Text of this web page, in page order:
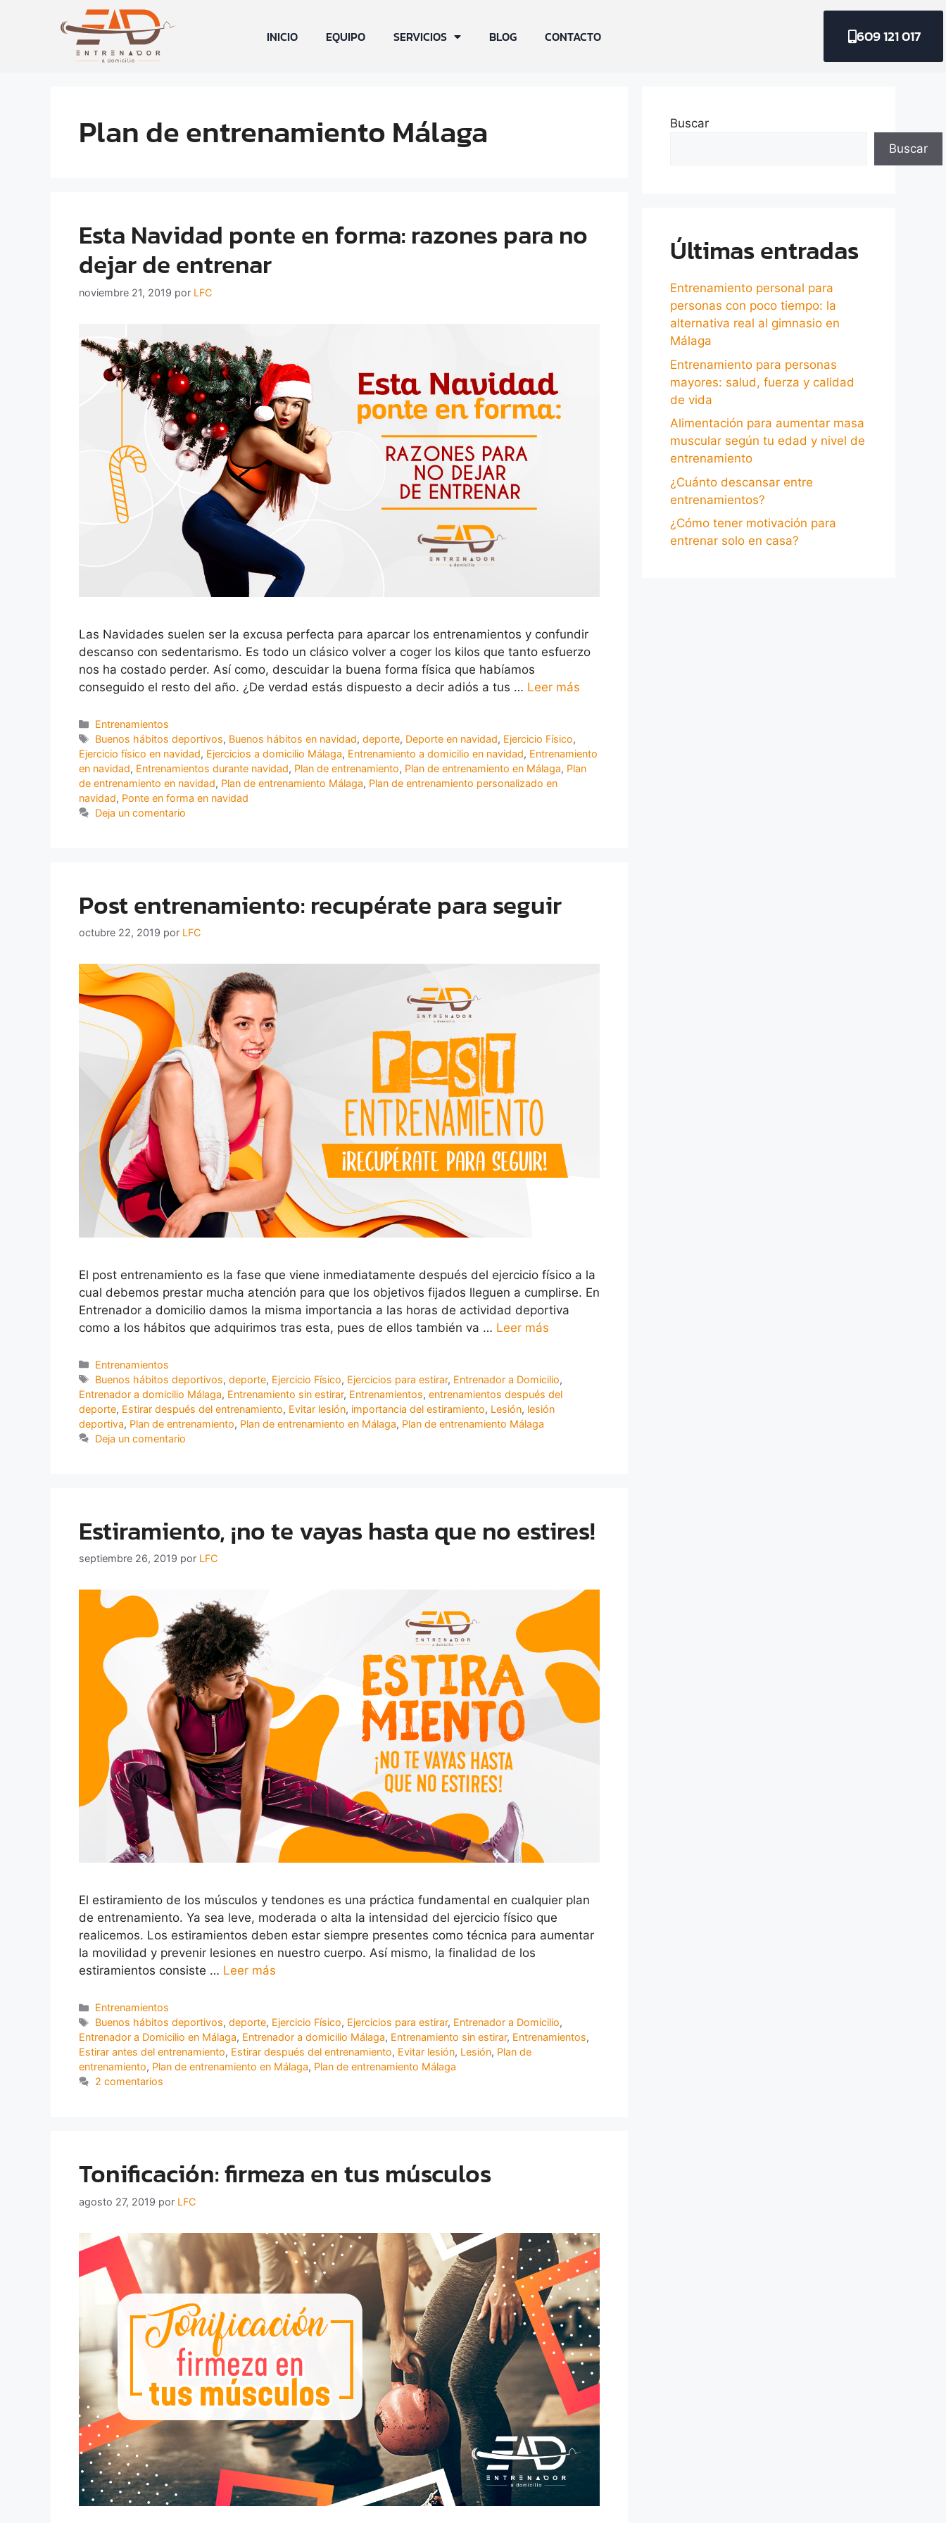
INICIO EQUIPO SERVICIOS BLOG CONTACTO 609 121 017
Plan de entrenamiento Málaga
Esta Navidad ponte en forma: razones para no
dejar de entrenar
noviembre 21, 2019 por LFC
Las Navidades suelen ser la excusa perfecta para aparcar los entrenamientos y confundir
descanso con sedentarismo. Es todo un clásico volver a coger los kilos que tanto esfuerzo
nos ha costado perder. Así como, descuidar la buena forma física que habíamos
conseguido el resto del año. ¿De verdad estás dispuesto a decir adiós a tus … Leer más
Entrenamientos
Buenos hábitos deportivos, Buenos hábitos en navidad,deporte, Deporte en navidad, Ejercicio Físico,
Ejercicio físico en navidad, Ejercicios a domicilio Málaga, Entrenamiento a domicilio en navidad, Entrenamiento
en navidad, Entrenamientos durante navidad, Plan de entrenamiento, Plan de entrenamiento en Málaga, Plan
de entrenamiento en navidad, Plan de entrenamiento Málaga, Plan de entrenamiento personalizado en
navidad, Ponte en forma en navidad
Deja un comentario
Post entrenamiento: recupérate para seguir
octubre 22, 2019 por LFC
El post entrenamiento es la fase que viene inmediatamente después del ejercicio físico a la
cual debemos prestar mucha atención para que los objetivos fijados lleguen a cumplirse. En
Entrenador a domicilio damos la misma importancia a las horas de actividad deportiva
como a los hábitos que adquirimos tras esta, pues de ellos también va … Leer más
Entrenamientos
Buenos hábitos deportivos,deporte, Ejercicio Físico, Ejercicios para estirar, Entrenador a Domicilio,
Entrenador a domicilio Málaga, Entrenamiento sin estirar, Entrenamientos, entrenamientos después del
deporte, Estirar después del entrenamiento, Evitar lesión, importancia del estiramiento, Lesión, lesión
deportiva, Plan de entrenamiento, Plan de entrenamiento en Málaga, Plan de entrenamiento Málaga
Deja un comentario
Estiramiento, ¡no te vayas hasta que no estires!
septiembre 26, 2019 por LFC
El estiramiento de los músculos y tendones es una práctica fundamental en cualquier plan
de entrenamiento. Ya sea leve, moderada o alta la intensidad del ejercicio físico que
realicemos. Los estiramientos deben estar siempre presentes como técnica para aumentar
la movilidad y prevenir lesiones en nuestro cuerpo. Así mismo, la finalidad de los
estiramientos consiste … Leer más
Entrenamientos
Buenos hábitos deportivos,deporte, Ejercicio Físico, Ejercicios para estirar, Entrenador a Domicilio,
Entrenador a Domicilio en Málaga, Entrenador a domicilio Málaga, Entrenamiento sin estirar, Entrenamientos,
Estirar antes del entrenamiento, Estirar después del entrenamiento, Evitar lesión, Lesión, Plan de
entrenamiento, Plan de entrenamiento en Málaga, Plan de entrenamiento Málaga
2 comentarios
Tonificación: firmeza en tus músculos
agosto 27, 2019 por LFC
Buscar
Buscar
Últimas entradas
Entrenamiento personal para
personas con poco tiempo: la
alternativa real al gimnasio en
Málaga
Entrenamiento para personas
mayores: salud, fuerza y calidad
de vida
Alimentación para aumentar masa
muscular según tu edad y nivel de
entrenamiento
¿Cuánto descansar entre
entrenamientos?
¿Cómo tener motivación para
entrenar solo en casa?